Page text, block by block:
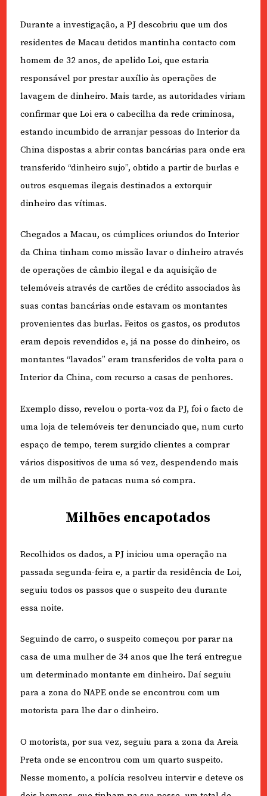
Durante a investigação, a PJ descobriu que um dos
residentes de Macau detidos mantinha contacto com
homem de 32 anos, de apelido Loi, que estaria
responsável por prestar auxílio às operações de
lavagem de dinheiro. Mais tarde, as autoridades viriam
confirmar que Loi era o cabecilha da rede criminosa,
estando incumbido de arranjar pessoas do Interior da
China dispostas a abrir contas bancárias para onde era
transferido “dinheiro sujo”, obtido a partir de burlas e
outros esquemas ilegais destinados a extorquir
dinheiro das vítimas.
Chegados a Macau, os cúmplices oriundos do Interior
da China tinham como missão lavar o dinheiro através
de operações de câmbio ilegal e da aquisição de
telemóveis através de cartões de crédito associados às
suas contas bancárias onde estavam os montantes
provenientes das burlas. Feitos os gastos, os produtos
eram depois revendidos e, já na posse do dinheiro, os
montantes “lavados” eram transferidos de volta para o
Interior da China, com recurso a casas de penhores.
Exemplo disso, revelou o porta-voz da PJ, foi o facto de
uma loja de telemóveis ter denunciado que, num curto
espaço de tempo, terem surgido clientes a comprar
vários dispositivos de uma só vez, despendendo mais
de um milhão de patacas numa só compra.
Milhões encapotados
Recolhidos os dados, a PJ iniciou uma operação na
passada segunda-feira e, a partir da residência de Loi,
seguiu todos os passos que o suspeito deu durante
essa noite.
Seguindo de carro, o suspeito começou por parar na
casa de uma mulher de 34 anos que lhe terá entregue
um determinado montante em dinheiro. Daí seguiu
para a zona do NAPE onde se encontrou com um
motorista para lhe dar o dinheiro.
O motorista, por sua vez, seguiu para a zona da Areia
Preta onde se encontrou com um quarto suspeito.
Nesse momento, a polícia resolveu intervir e deteve os